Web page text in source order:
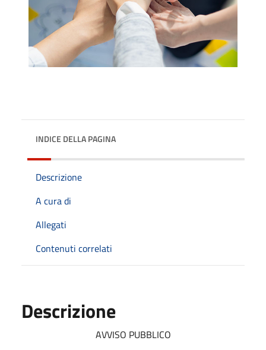
INDICE DELLA PAGINA
Descrizione
A cura di
Allegati
Contenuti correlati
Descrizione
AVVISO PUBBLICO